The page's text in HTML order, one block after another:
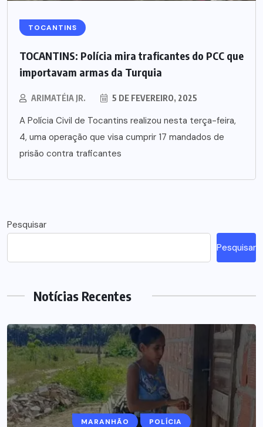
TOCANTINS
TOCANTINS: Polícia mira traficantes do PCC que
importavam armas da Turquia
ARIMATÉIA JR. 5 DE FEVEREIRO, 2025
A Polícia Civil de Tocantins realizou nesta terça-feira,
4, uma operação que visa cumprir 17 mandados de
prisão contra traficantes
Pesquisar
Pesquisar
Notícias Recentes
MARANHÃO POLÍCIA